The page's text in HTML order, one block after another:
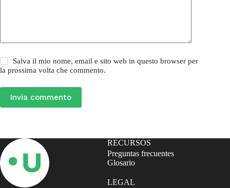
Salva il mio nome, email e sito web in questo browser per
la prossima volta che commento.
Invia commento
RECURSOS
Preguntas frecuentes
Glosario
LEGAL